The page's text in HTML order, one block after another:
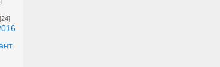
[24]